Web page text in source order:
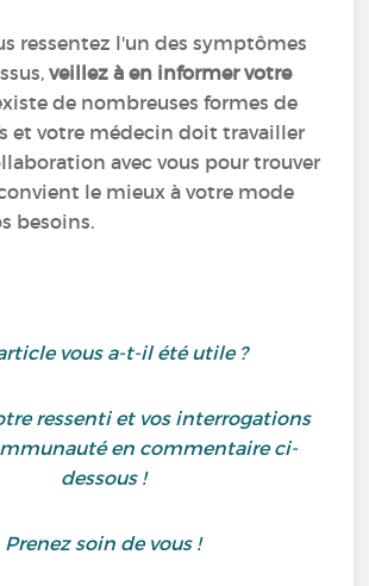
ressentez l'un des symptômes
veillez à en informer votre
de nombreuses formes de
et votre médecin doit travailler
avec vous pour trouver
le mieux à votre mode
besoins.
vous a-t-il été utile ?
ressenti et vos interrogations
en commentaire ci-
dessous !
Prenez soin de vous !